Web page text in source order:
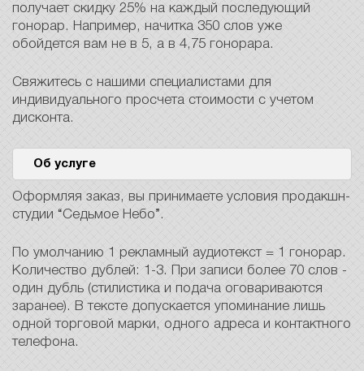
получает скидку 25% на каждый последующий
гонорар. Например, начитка 350 слов уже
обойдется вам не в 5, а в 4,75 гонорара.
Свяжитесь с нашими специалистами для
индивидуального просчета стоимости с учетом
дисконта.
Об услуге
Оформляя заказ, вы принимаете условия продакшн-
студии “Седьмое Небо”.
По умолчанию 1 рекламный аудиотекст = 1 гонорар.
Количество дублей: 1-3. При записи более 70 слов -
один дубль (стилистика и подача оговариваются
заранее). В тексте допускается упоминание лишь
одной торговой марки, одного адреса и контактного
телефона.